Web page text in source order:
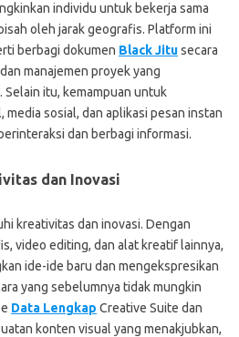
individu untuk bekerja sama
oleh jarak geografis. Platform ini
berbagi dokumen Black Jitusecara
manajemen proyek yang
Selain itu, kemampuan untuk
media sosial, dan aplikasi pesan instan
dan berbagi informasi.
dan Inovasi
kreativitas dan inovasi. Dengan
video editing, dan alat kreatif lainnya,
ide-ide baru dan mengekspresikan
yang sebelumnya tidak mungkin
Data Lengkap Creative Suite dan
konten visual yang menakjubkan,